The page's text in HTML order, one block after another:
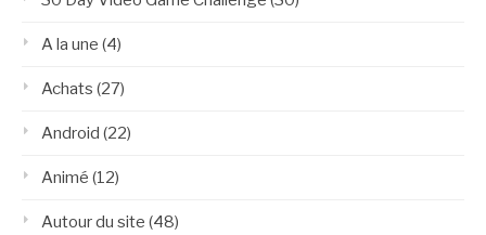
A la une (4)
Achats (27)
Android (22)
Animé (12)
Autour du site (48)